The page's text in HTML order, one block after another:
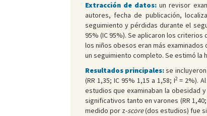
Extracción de datos:un revisor
autores, fecha de publicación,
seguimiento y pérdidas durante el
95% (IC 95%). Se aplicaron los
los niños obesos eran más
un seguimiento completo. Se estimó la
Resultados principales:se incluyeron
(RR 1,35; IC 95% 1,15 a 1,58; I2 = 2%).
estudios que examinaban la obesidad
significativos tanto en varones (RR 1,40;
medido por z-score(dos estudios) fue